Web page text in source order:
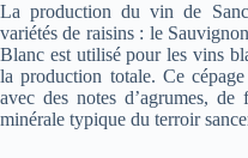
La production du vin de
variétés de raisins : le
Blanc est utilisé pour les vins
la production totale. Ce
avec des notes d’agrumes,
minérale typique du terroir